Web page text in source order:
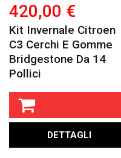
420,00 €
Kit Invernale Citroen
C3 Cerchi E Gomme
Bridgestone Da 14
Pollici
DETTAGLI